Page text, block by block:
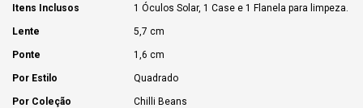
Itens Inclusos 1 Óculos Solar, 1 Case e 1 Flanela para limpeza.
Lente 5,7 cm
Ponte 1,6 cm
Por Estilo Quadrado
Por Coleção Chilli Beans